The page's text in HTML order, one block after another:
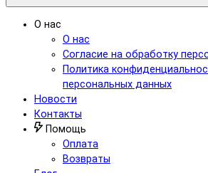
О нас
О нас
Согласие на обработку
Политика
персональных данных
Новости
Контакты
Помощь
Оплата
Возвраты